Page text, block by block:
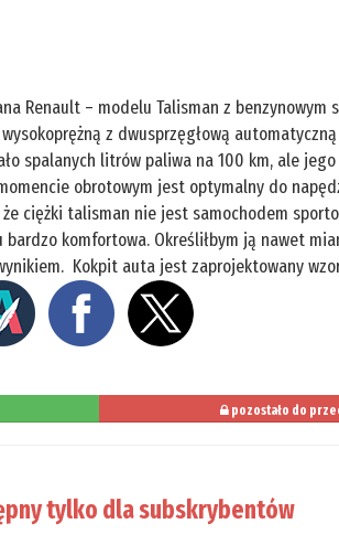
Renault – modelu Talisman z benzynowym
z dwusprzęgłową
spalanych litrów paliwa na 100 km, ale
obrotowym jest optymalny do
ciężki talisman nie jest samochodem
komfortowa. Określiłbym ją nawet
Kokpit auta jest zaprojektowany
pozostało do
tylko dla subskrybentów